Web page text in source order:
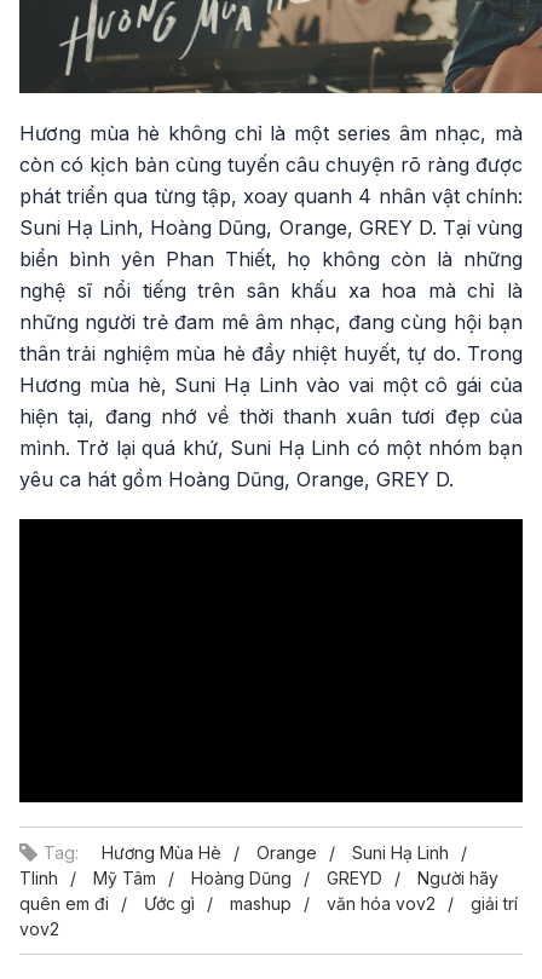
Hương mùa hè không chỉ là một series âm nhạc, mà
còn có kịch bản cùng tuyến câu chuyện rõ ràng được
phát triển qua từng tập, xoay quanh 4 nhân vật chính:
Suni Hạ Linh, Hoàng Dũng, Orange, GREY D. Tại vùng
biển bình yên Phan Thiết, họ không còn là những
nghệ sĩ nổi tiếng trên sân khấu xa hoa mà chỉ là
những người trẻ đam mê âm nhạc, đang cùng hội bạn
thân trải nghiệm mùa hè đầy nhiệt huyết, tự do. Trong
Hương mùa hè, Suni Hạ Linh vào vai một cô gái của
hiện tại, đang nhớ về thời thanh xuân tươi đẹp của
mình. Trở lại quá khứ, Suni Hạ Linh có một nhóm bạn
yêu ca hát gồm Hoàng Dũng, Orange, GREY D.
Tag: Hương Mùa Hè Orange
Suni Hạ Linh
Tlinh
Mỹ Tâm Hoàng Dũng GREYD
Người hãy
quên em đi
Ước gì mashup văn hóa vov2
giải trí
vov2